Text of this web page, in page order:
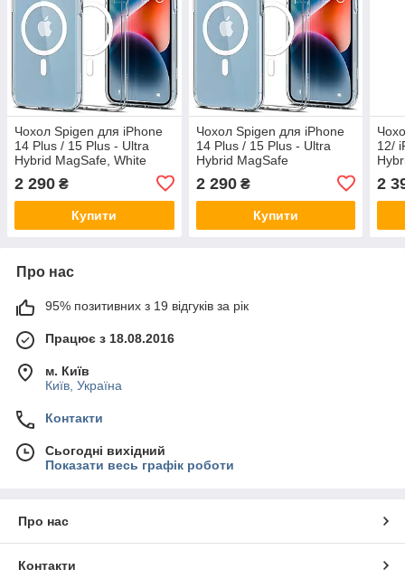
Чохол Spigen для iPhone
14 Plus / 15 Plus - Ultra
Hybrid MagSafe, White
2 290 ₴
Купити
Чохол Spigen для iPhone
14 Plus / 15 Plus - Ultra
Hybrid MagSafe
(Пошкоджена упаковка),
White (ACS04902)
2 290₴
Купити
12/
2
Про нас
95% позитивних з 19 відгуків за рік
Працює з 18.08.2016
м. Київ
Київ, Україна
Контакти
Сьогодні вихідний
Показати весь графік роботи
Про нас
Контакти